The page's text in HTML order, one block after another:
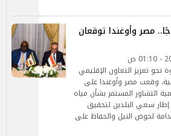
مصر وأوغندا توقعان
نحو تعزيز التعاون الإقليمي
وقعت مصر وأوغندا على
التشاور المستمر بشأن مياه
إطار سعي البلدين لتحقيق
لحوض النيل والحفاظ على